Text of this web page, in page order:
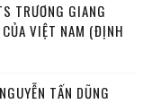
TRƯƠNG GIANG
VIỆT NAM (ĐỊNH
TẤN DŨNG